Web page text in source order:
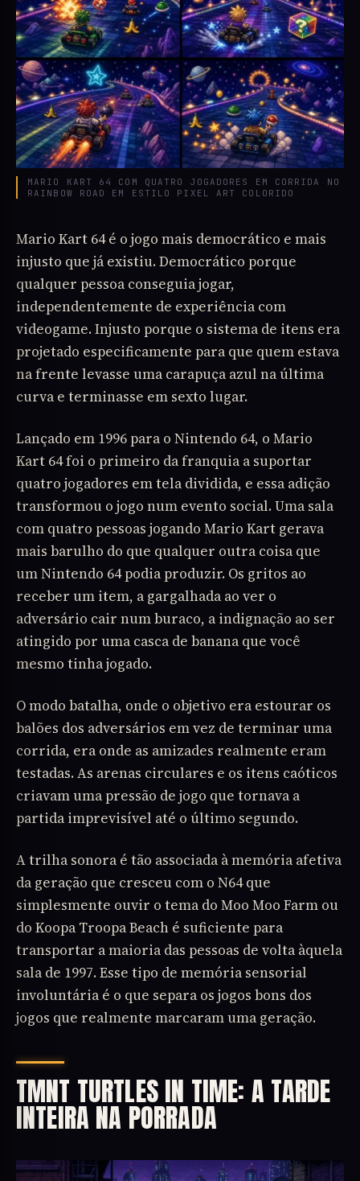
MARIO KART 64 COM QUATRO JOGADORES EM CORRIDA NO
RAINBOW ROAD EM ESTILO PIXEL ART COLORIDO
Mario Kart 64 é o jogo mais democrático e mais
injusto que já existiu. Democrático porque
qualquer pessoa conseguia jogar,
independentemente de experiência com
videogame. Injusto porque o sistema de itens era
projetado especificamente para que quem estava
na frente levasse uma carapuça azul na última
curva e terminasse em sexto lugar.
Lançado em 1996 para o Nintendo 64, o Mario
Kart 64 foi o primeiro da franquia a suportar
quatro jogadores em tela dividida, e essa adição
transformou o jogo num evento social. Uma sala
com quatro pessoas jogando Mario Kart gerava
mais barulho do que qualquer outra coisa que
um Nintendo 64 podia produzir. Os gritos ao
receber um item, a gargalhada ao ver o
adversário cair num buraco, a indignação ao ser
atingido por uma casca de banana que você
mesmo tinha jogado.
O modo batalha, onde o objetivo era estourar os
balões dos adversários em vez de terminar uma
corrida, era onde as amizades realmente eram
testadas. As arenas circulares e os itens caóticos
criavam uma pressão de jogo que tornava a
partida imprevisível até o último segundo.
A trilha sonora é tão associada à memória afetiva
da geração que cresceu com o N64 que
simplesmente ouvir o tema do Moo Moo Farm ou
do Koopa Troopa Beach é suficiente para
transportar a maioria das pessoas de volta àquela
sala de 1997. Esse tipo de memória sensorial
involuntária é o que separa os jogos bons dos
jogos que realmente marcaram uma geração.
TMNT TURTLES IN TIME: A TARDE
INTEIRA NA PORRADA